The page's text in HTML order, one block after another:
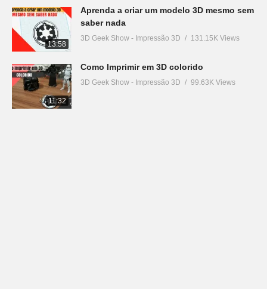
13:58
Aprenda a criar um modelo 3D mesmo sem
saber nada
3D Geek Show - Impressão 3D 131.15K Views
11:32
Como Imprimir em 3D colorido
3D Geek Show - Impressão 3D 99.63K Views